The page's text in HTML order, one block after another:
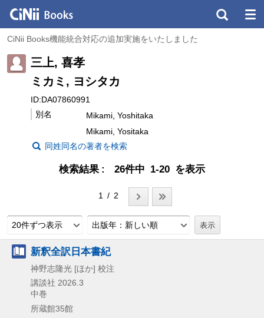
CiNii Books機能統合対応の追加実施をいたしました
三上, 喜孝
ミカミ, ヨシタカ
ID:DA07860991
別名
Mikami, Yoshitaka
Mikami, Yositaka
同姓同名の著者を検索
検索結果 26件中 1-20 を表示
1 / 2
20件ずつ表示 出版年：新しい順
新釈全訳日本書紀
神野志隆光 [ほか] 校注
講談社 2026.3
中巻
所蔵館35館